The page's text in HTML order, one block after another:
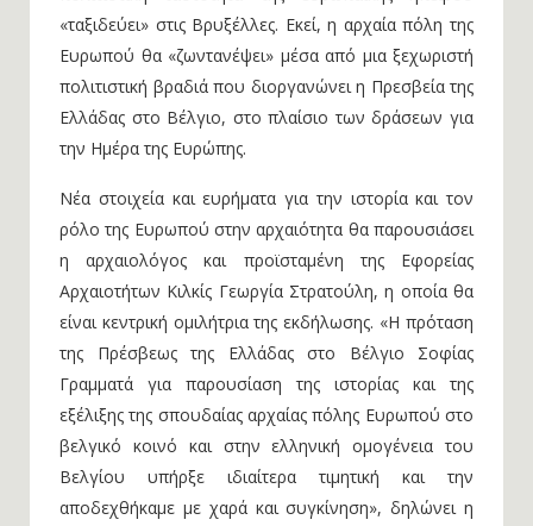
«ταξιδεύει» στις Βρυξέλλες. Εκεί, η αρχαία πόλη της
Ευρωπού θα «ζωντανέψει» μέσα από μια ξεχωριστή
πολιτιστική βραδιά που διοργανώνει η Πρεσβεία της
Ελλάδας στο Βέλγιο, στο πλαίσιο των δράσεων για
την Ημέρα της Ευρώπης.
Νέα στοιχεία και ευρήματα για την ιστορία και τον
ρόλο της Ευρωπού στην αρχαιότητα θα παρουσιάσει
η αρχαιολόγος και προϊσταμένη της Εφορείας
Αρχαιοτήτων Κιλκίς Γεωργία Στρατούλη, η οποία θα
είναι κεντρική ομιλήτρια της εκδήλωσης. «Η πρόταση
της Πρέσβεως της Ελλάδας στο Βέλγιο Σοφίας
Γραμματά για παρουσίαση της ιστορίας και της
εξέλιξης της σπουδαίας αρχαίας πόλης Ευρωπού στο
βελγικό κοινό και στην ελληνική ομογένεια του
Βελγίου υπήρξε ιδιαίτερα τιμητική και την
αποδεχθήκαμε με χαρά και συγκίνηση», δηλώνει η